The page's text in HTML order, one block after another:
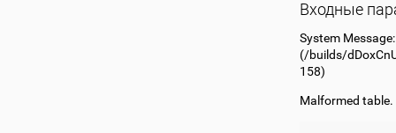
Входные
System
(/builds/
158)
Malformed table.